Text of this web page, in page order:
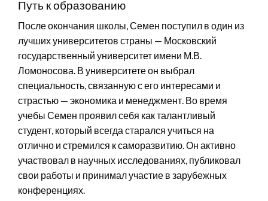
Путь к образованию
После окончания школы, Семен поступил в один из
лучших университетов страны — Московский
государственный университет имени М.В.
Ломоносова. В университете он выбрал
специальность, связанную с его интересами и
страстью — экономика и менеджмент. Во время
учебы Семен проявил себя как талантливый
студент, который всегда старался учиться на
отлично и стремился к саморазвитию. Он активно
участвовал в научных исследованиях, публиковал
свои работы и принимал участие в зарубежных
конференциях.